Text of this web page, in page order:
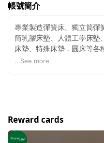
帳號簡介
專業製造彈簧床、獨立筒彈
筒乳膠床墊、人體工學床墊
床墊、特殊床墊，圓床等
宿舍、飯店、旅館，民宿等
...See more
Reward cards